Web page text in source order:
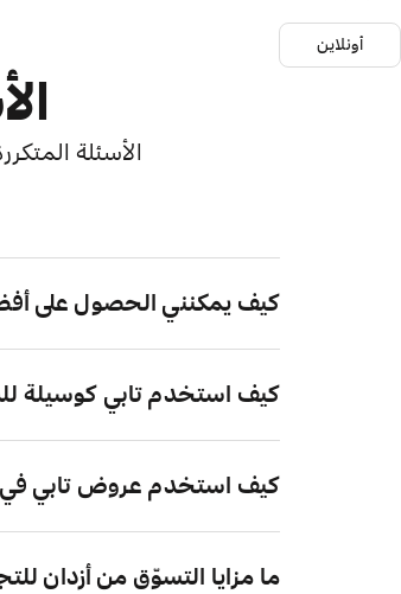
أونلاين
الأسئلة
كيف يمكنني الحصول على
كيف استخدم تابي كوسيلة
كيف استخدم عروض تابي في
ما مزايا التسوّق من أزدان